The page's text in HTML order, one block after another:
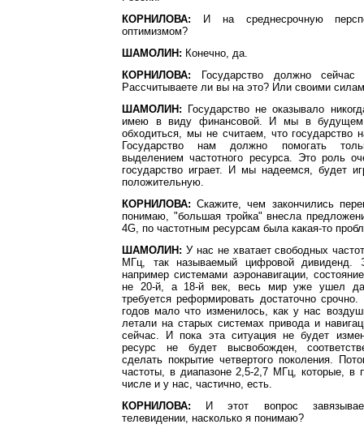
КОРНИЛОВА: И на среднесрочную
оптимизмом?
ШАМОЛИН: Конечно, да.
КОРНИЛОВА: Государство должно сейчас
Рассчитываете ли вы на это? Или своими
ШАМОЛИН: Государство не оказывало
имею в виду финансовой. И мы в будущем
обходиться, мы не считаем, что государство
Государство нам должно помогать
выделением частотного ресурса. Это роль
государство играет. И мы надеемся, будет
положительную.
КОРНИЛОВА: Скажите, чем закончились
понимаю, "большая тройка" внесла
4G, по частотным ресурсам была какая-то
ШАМОЛИН: У нас не хватает свободных
МГц, так называемый цифровой дивиденд.
например системами аэронавигации,
не 20-й, а 18-й век, весь мир уже ушел
требуется реформировать достаточно
годов мало что изменилось, как у нас
летали на старых системах привода и
сейчас. И пока эта ситуация не будет
ресурс не будет высвобожден,
сделать покрытие четвертого поколения.
частоты, в диапазоне 2,5-2,7 МГц, которые, в
числе и у нас, частично, есть.
КОРНИЛОВА: И этот вопрос
телевидении, насколько я понимаю?